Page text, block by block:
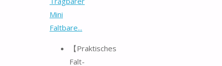
Mini
Faltbare...
【Praktisches
Falt-